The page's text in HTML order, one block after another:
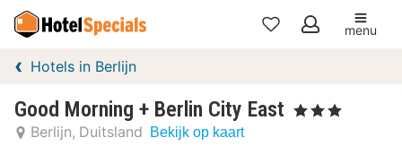
Mijn
menu
Hotels in Berlijn
Good Morning + Berlin City East , 3 Sterren
Berlijn Duitsland Bekijk op kaart